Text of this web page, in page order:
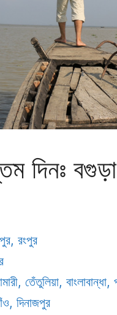
দিনঃ
রংপুর
তেঁতুলিয়া, বাংলাবান্ধা,
দিনাজপুর